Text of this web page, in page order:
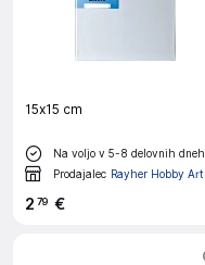
15x15 cm
Na voljo v 5-8 delovnih dneh
Prodajalec Rayher Hobby Art
2 79 €